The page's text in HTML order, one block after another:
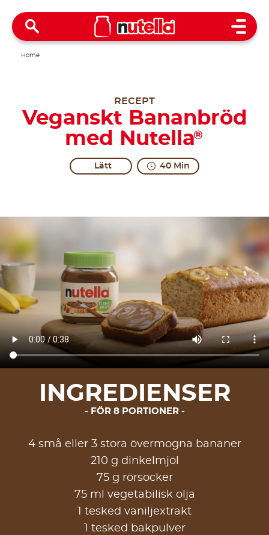
Open
Home
RECEPT
Veganskt Bananbröd
med Nutella®
Lätt 40 Min
INGREDIENSER
FÖR 8 PORTIONER
4 små eller 3 stora övermogna bananer
210 g dinkelmjöl
75 g rörsocker
75 ml vegetabilisk olja
1 tesked vaniljextrakt
1 tesked bakpulver